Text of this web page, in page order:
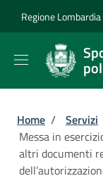
Regione Lombardia
Briciole
Home / Servizi
Messa in
altri documenti